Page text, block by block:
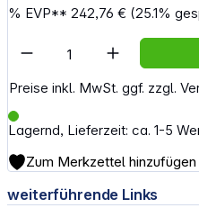
% EVP**242,76 € (25.1%
Preise inkl. MwSt. ggf. zzgl.
Lagernd, Lieferzeit: ca. 1-5
Artikel Anzahl: Gib
Zum Merkzettel hinzufügen
weiterführende Links